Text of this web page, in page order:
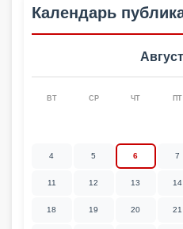
Календарь
ВТ СР ЧТ ПТ
4 5 6 7
11 12 13 14
18 19 20 21